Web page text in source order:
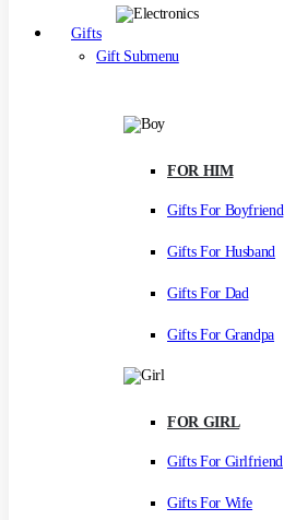
Gifts
Gift Submenu
FOR HIM
Gifts For Boyfriend
Gifts For Husband
Gifts For Dad
Gifts For Grandpa
FOR GIRL
Gifts For Girlfriend
Gifts For Wife